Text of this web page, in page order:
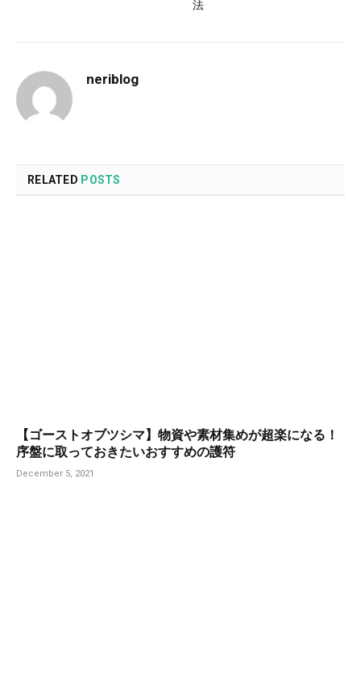
法
neriblog
RELATED POSTS
【ゴーストオブツシマ】物資や素材集めが超楽になる！
序盤に取っておきたいおすすめの護符
December 5, 2021